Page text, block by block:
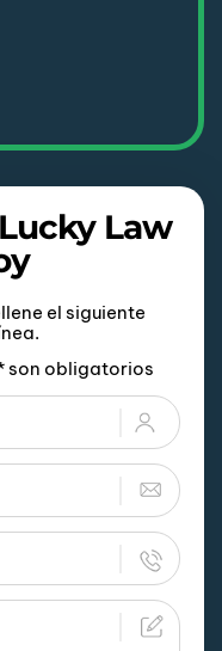
Law
el siguiente
son obligatorios